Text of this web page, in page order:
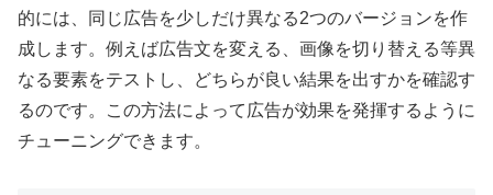
的には、同じ広告を少しだけ異なる2つのバージョンを作
成します。例えば広告文を変える、画像を切り替える等異
なる要素をテストし、どちらが良い結果を出すかを確認す
るのです。この方法によって広告が効果を発揮するように
チューニングできます。